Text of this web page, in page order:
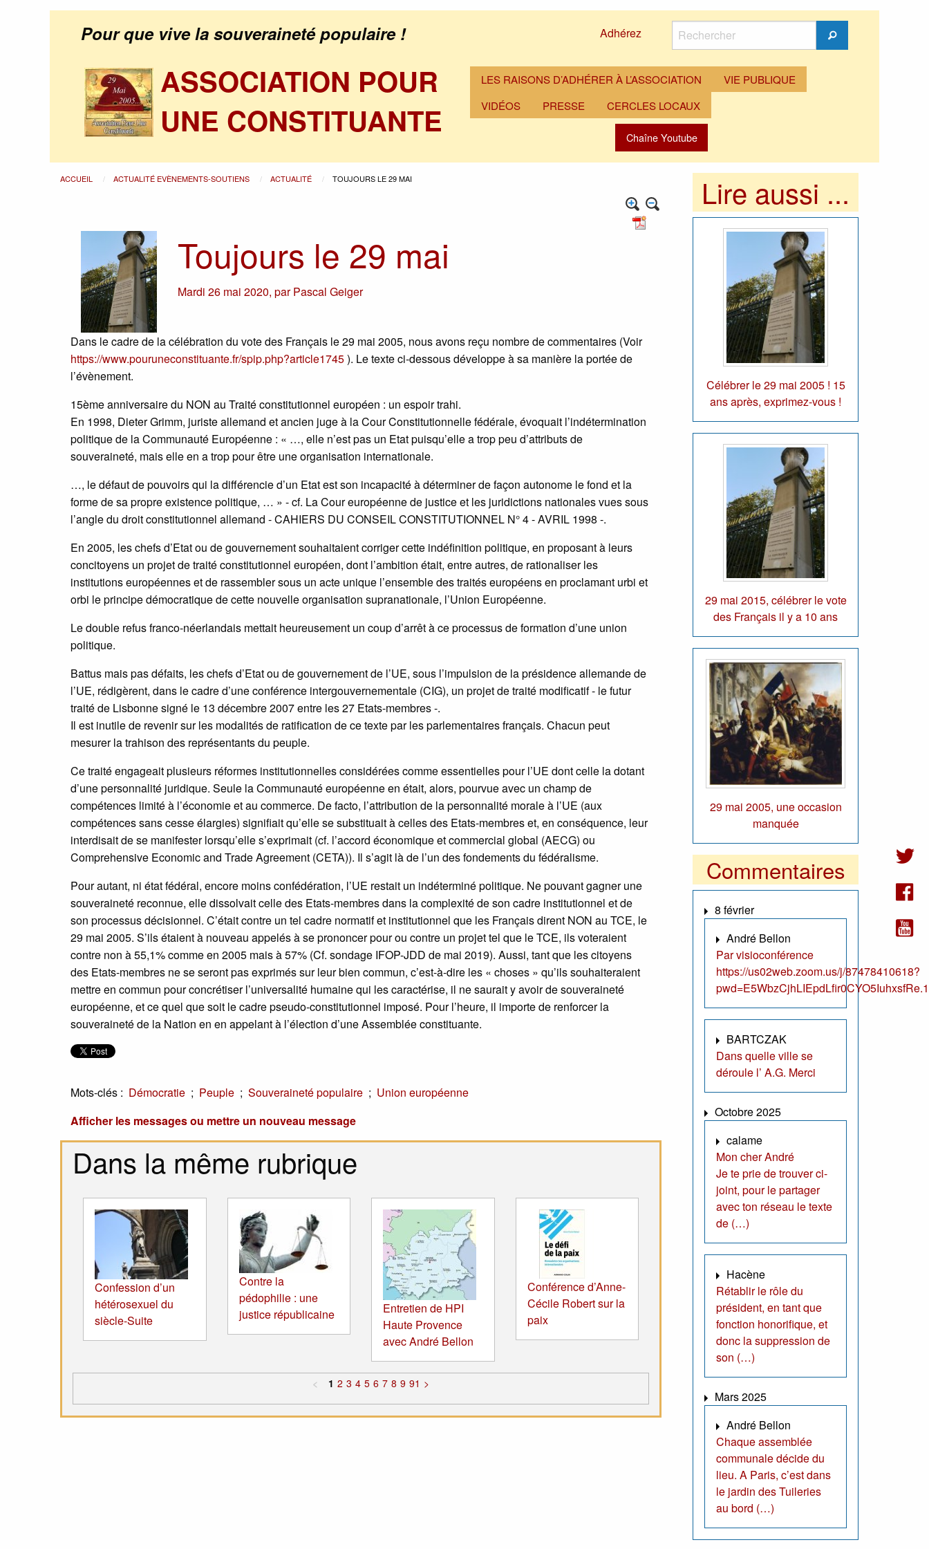
Pour que vive la souveraineté populaire ! Adhérez
Rechercher
Rechercher
ASSOCIATION POUR
UNE CONSTITUANTE
LES RAISONS D’ADHÉRER À L’ASSOCIATION
VIE PUBLIQUE
VIDÉOS
PRESSE CERCLES LOCAUX
Chaîne Youtube
ACCUEIL ACTUALITÉ EVÈNEMENTS-SOUTIENS ACTUALITÉ TOUJOURS LE 29 MAI
Toujours le 29 mai
Mardi 26 mai 2020,parPascal Geiger
Dans le cadre de la célébration du vote des Français le 29 mai 2005, nous avons reçu nombre de commentaires (Voir
https://www.pouruneconstituante.fr/spip.php?article1745). Le texte ci-dessous développe à sa manière la portée de
l’évènement.
15ème anniversaire du NON au Traité constitutionnel européen : un espoir trahi.
En 1998, Dieter Grimm, juriste allemand et ancien juge à la Cour Constitutionnelle fédérale, évoquait l’indétermination
politique de la Communauté Européenne : « …, elle n’est pas un Etat puisqu’elle a trop peu d’attributs de
souveraineté, mais elle en a trop pour être une organisation internationale.
…, le défaut de pouvoirs qui la différencie d’un Etat est son incapacité à déterminer de façon autonome le fond et la
forme de sa propre existence politique, … » - cf. La Cour européenne de justice et les juridictions nationales vues sous
l’angle du droit constitutionnel allemand - CAHIERS DU CONSEIL CONSTITUTIONNEL N° 4 - AVRIL 1998 -.
En 2005, les chefs d’Etat ou de gouvernement souhaitaient corriger cette indéfinition politique, en proposant à leurs
concitoyens un projet de traité constitutionnel européen, dont l’ambition était, entre autres, de rationaliser les
institutions européennes et de rassembler sous un acte unique l’ensemble des traités européens en proclamant urbi et
orbi le principe démocratique de cette nouvelle organisation supranationale, l’Union Européenne.
Le double refus franco-néerlandais mettait heureusement un coup d’arrêt à ce processus de formation d’une union
politique.
Battus mais pas défaits, les chefs d’Etat ou de gouvernement de l’UE, sous l’impulsion de la présidence allemande de
l’UE, rédigèrent, dans le cadre d’une conférence intergouvernementale (CIG), un projet de traité modificatif - le futur
traité de Lisbonne signé le 13 décembre 2007 entre les 27 Etats-membres -.
Il est inutile de revenir sur les modalités de ratification de ce texte par les parlementaires français. Chacun peut
mesurer la trahison des représentants du peuple.
Ce traité engageait plusieurs réformes institutionnelles considérées comme essentielles pour l’UE dont celle la dotant
d’une personnalité juridique. Seule la Communauté européenne en était, alors, pourvue avec un champ de
compétences limité à l’économie et au commerce. De facto, l’attribution de la personnalité morale à l’UE (aux
compétences sans cesse élargies) signifiait qu’elle se substituait à celles des Etats-membres et, en conséquence, leur
interdisait de se manifester lorsqu’elle s’exprimait (cf. l’accord économique et commercial global (AECG) ou
Comprehensive Economic and Trade Agreement (CETA)). Il s’agit là de l’un des fondements du fédéralisme.
Pour autant, ni état fédéral, encore moins confédération, l’UE restait un indéterminé politique. Ne pouvant gagner une
souveraineté reconnue, elle dissolvait celle des Etats-membres dans la complexité de son cadre institutionnel et de
son processus décisionnel. C’était contre un tel cadre normatif et institutionnel que les Français dirent NON au TCE, le
29 mai 2005. S’ils étaient à nouveau appelés à se prononcer pour ou contre un projet tel que le TCE, ils voteraient
contre non à 55,1% comme en 2005 mais à 57% (Cf. sondage IFOP-JDD de mai 2019). Aussi, tant que les citoyens
des Etats-membres ne se seront pas exprimés sur leur bien commun, c’est-à-dire les « choses » qu’ils souhaiteraient
mettre en commun pour concrétiser l’universalité humaine qui les caractérise, il ne saurait y avoir de souveraineté
européenne, et ce quel que soit le cadre pseudo-constitutionnel imposé. Pour l’heure, il importe de renforcer la
souveraineté de la Nation en en appelant à l’élection d’une Assemblée constituante.
Mots-clés : Démocratie ; Peuple ; Souveraineté populaire ; Union européenne
Afficher les messages ou mettre un nouveau message
Dans la même rubrique
Confession d’un
hétérosexuel du
siècle-Suite
Contre la
pédophilie : une
justice républicaine
Entretien de HPI
Haute Provence
avec André Bellon
Conférence d’Anne-
Cécile Robert sur la
paix
< 1 2 3 4 5 6 7 8 9 91 >
Lire aussi ...
Célébrer le 29 mai 2005 ! 15
ans après, exprimez-vous !
29 mai 2015, célébrer le vote
des Français il y a 10 ans
29 mai 2005, une occasion
manquée
Commentaires
8 février
André Bellon
Par visioconférence
https://us02web.zoom.us/j/87478410618?
BARTCZAK
Dans quelle ville se
déroule l’ A.G. Merci
Octobre 2025
calame
Mon cher André
Je te prie de trouver ci-
joint, pour le partager
avec ton réseau le texte
de (…)
Hacène
Rétablir le rôle du
président, en tant que
fonction honorifique, et
donc la suppression de
son (…)
Mars 2025
André Bellon
Chaque assemblée
communale décide du
lieu. A Paris, c’est dans
le jardin des Tuileries
au bord (…)